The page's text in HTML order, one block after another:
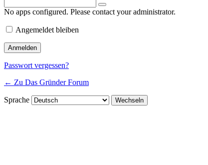
No apps configured. Please contact your administrator.
Angemeldet bleiben
Passwort vergessen?
← Zu Das Gründer Forum
Sprache